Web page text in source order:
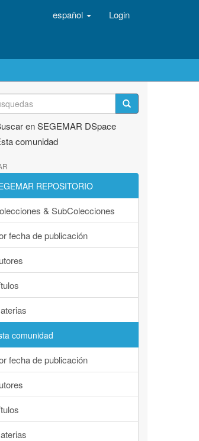
español Login
en SEGEMAR DSpace
comunidad
REPOSITORIO
& SubColecciones
fecha de publicación
comunidad
fecha de publicación